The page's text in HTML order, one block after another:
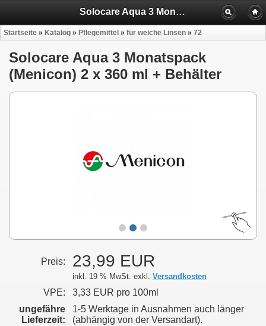
Solocare Aqua 3 Monatspack (Menicon) 2 x 360 ml + Behälter
Startseite » Katalog » Pflegemittel » für weiche Linsen » 72
Solocare Aqua 3 Monatspack
(Menicon) 2 x 360 ml + Behälter
Preis: 23,99 EUR
inkl. 19 % MwSt. exkl. Versandkosten
VPE:
3,33 EUR pro 100ml
ungefähre
Lieferzeit:
1-5 Werktage in Ausnahmen auch länger
(abhängig von der Versandart).